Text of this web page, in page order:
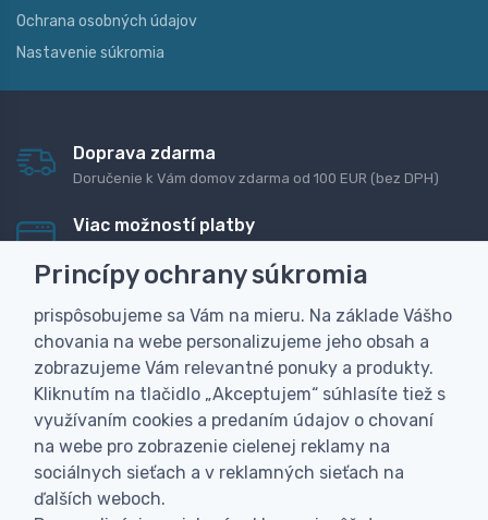
Ochrana osobných údajov
Nastavenie súkromia
Doprava zdarma
Doručenie k Vám domov zdarma od 100 EUR (bez DPH)
Viac možností platby
dobierku
Personalizácia
Vyrobíme Vám vlastný originálny darček
Skúsenosť
Široký sortiment, z ktorého Vám pomôžeme vybrať
Princípy ochrany súkromia
prispôsobujeme sa Vám na mieru. Na základe Vášho
chovania na webe personalizujeme jeho obsah a
zobrazujeme Vám relevantné ponuky a produkty.
Kliknutím na tlačidlo „Akceptujem“ súhlasíte tiež s
využívaním cookies a predaním údajov o chovaní
na webe pro zobrazenie cielenej reklamy na
sociálnych sieťach a v reklamných sieťach na
ďalších weboch.